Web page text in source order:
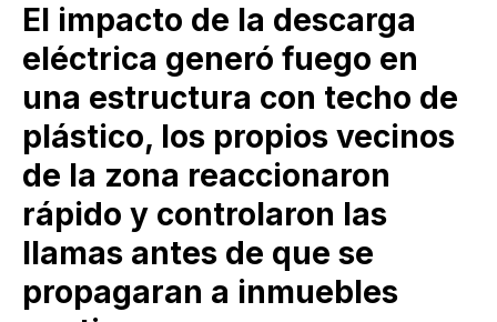
El impacto de la descarga
eléctrica generó fuego en
una estructura con techo de
plástico, los propios vecinos
de la zona reaccionaron
rápido y controlaron las
llamas antes de que se
propagaran a inmuebles